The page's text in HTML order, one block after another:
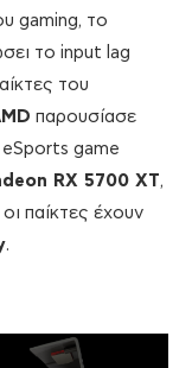
gaming, το
το input lag
του
παρουσίασε
eSports game
RX 5700 XT,
παίκτες έχουν
.